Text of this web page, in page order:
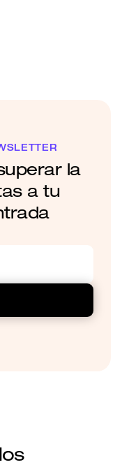
la
a tu